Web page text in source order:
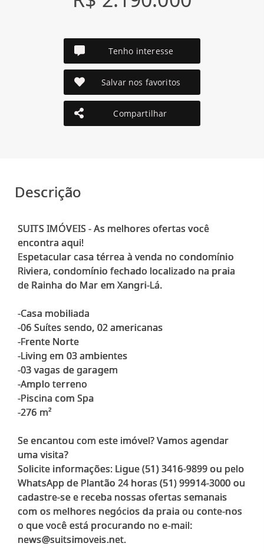
Tenho interesse
Salvar nos favoritos
Compartilhar
Descrição
SUITS IMÓVEIS - As melhores ofertas você
encontra aqui!
Espetacular casa térrea à venda no condomínio
Riviera, condomínio fechado localizado na praia
de Rainha do Mar em Xangri-Lá.
-Casa mobiliada
-06 Suítes sendo, 02 americanas
-Frente Norte
-Living em 03 ambientes
-03 vagas de garagem
-Amplo terreno
-Piscina com Spa
-276 m²
Se encantou com este imóvel? Vamos agendar
uma visita?
Solicite informações: Ligue (51) 3416-9899 ou pelo
WhatsApp de Plantão 24 horas (51) 99914-3000 ou
cadastre-se e receba nossas ofertas semanais
com os melhores negócios da praia ou conte-nos
o que você está procurando no e-mail: